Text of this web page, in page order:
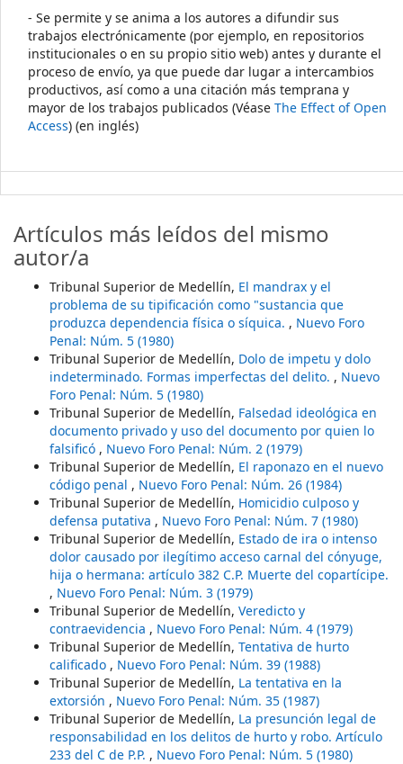
- Se permite y se anima a los autores a difundir sus
trabajos electrónicamente (por ejemplo, en repositorios
institucionales o en su propio sitio web) antes y durante el
proceso de envío, ya que puede dar lugar a intercambios
productivos, así como a una citación más temprana y
mayor de los trabajos publicados (Véase The Effect of Open
Access) (en inglés)
Artículos más leídos del mismo
autor/a
Tribunal Superior de Medellín, El mandrax y el
problema de su tipificación como "sustancia que
produzca dependencia física o síquica. , Nuevo Foro
Penal: Núm. 5 (1980)
Tribunal Superior de Medellín, Dolo de impetu y dolo
indeterminado. Formas imperfectas del delito. , Nuevo
Foro Penal: Núm. 5 (1980)
Tribunal Superior de Medellín, Falsedad ideológica en
documento privado y uso del documento por quien lo
falsificó , Nuevo Foro Penal: Núm. 2 (1979)
Tribunal Superior de Medellín, El raponazo en el nuevo
código penal , Nuevo Foro Penal: Núm. 26 (1984)
Tribunal Superior de Medellín, Homicidio culposo y
defensa putativa , Nuevo Foro Penal: Núm. 7 (1980)
Tribunal Superior de Medellín, Estado de ira o intenso
dolor causado por ilegítimo acceso carnal del cónyuge,
hija o hermana: artículo 382 C.P. Muerte del copartícipe.
, Nuevo Foro Penal: Núm. 3 (1979)
Tribunal Superior de Medellín, Veredicto y
contraevidencia , Nuevo Foro Penal: Núm. 4 (1979)
Tribunal Superior de Medellín, Tentativa de hurto
calificado , Nuevo Foro Penal: Núm. 39 (1988)
Tribunal Superior de Medellín, La tentativa en la
extorsión , Nuevo Foro Penal: Núm. 35 (1987)
Tribunal Superior de Medellín, La presunción legal de
responsabilidad en los delitos de hurto y robo. Artículo
233 del C de P.P. , Nuevo Foro Penal: Núm. 5 (1980)